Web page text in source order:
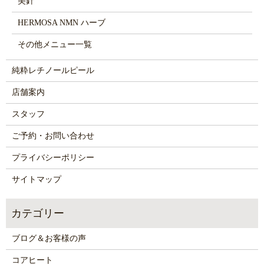
HERMOSA NMN ハーブ
その他メニュー一覧
純粋レチノールピール
店舗案内
スタッフ
ご予約・お問い合わせ
プライバシーポリシー
サイトマップ
ブログ＆お客様の声
コアヒート